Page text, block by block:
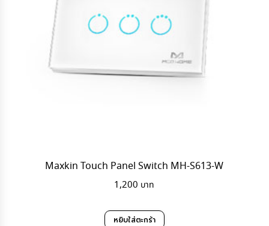
Maxkin Touch Panel Switch MH-S613-W
1,200
หยิบใส่ตะกร้า